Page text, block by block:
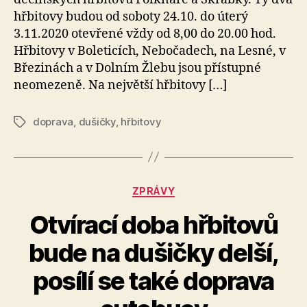
hřbitovy budou od soboty 24.10. do úterý
3.11.2020 otevřené vždy od 8,00 do 20.00 hod.
Hřbitovy v Boleticích, Nebočadech, na Lesné, v
Březinách a v Dolním Žlebu jsou přístupné
neomezeně. Na největší hřbitovy […]
Štítkydoprava dušičky, hřbitovy
Rubriky
ZPRÁVY
Otvírací doba hřbitovů
bude na dušičky delší,
posílí se také doprava
u